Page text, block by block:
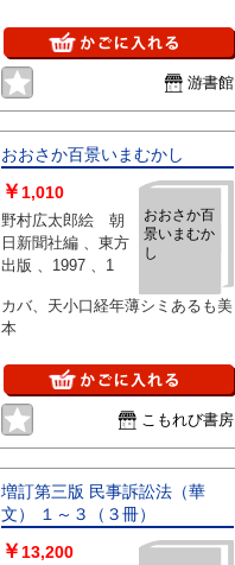
游書館
おおさか百景いまむかし
おおさか百
景いまむか
し
￥ 1,010
野村広太郎絵 朝
日新聞社編 、東方
出版 、1997 、1
カバ、天小口経年薄シミあるも美
本
こもれび書房
増訂第三版 民事訴訟法（華
文） １～３（３冊）
￥ 13,200